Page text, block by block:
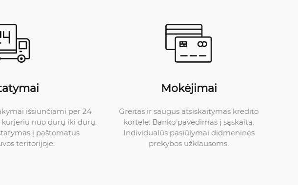
išsiunčiami per 24
nuo durų iki durų.
į paštomatus
teritorijoje.
Mokėjimai
Greitas ir saugus atsiskaitymas kredito
kortele. Banko pavedimas į sąskaitą.
Individualūs pasiūlymai didmeninės
prekybos užklausoms.